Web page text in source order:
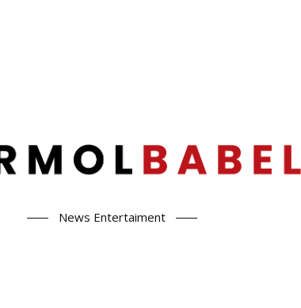
News Entertaiment